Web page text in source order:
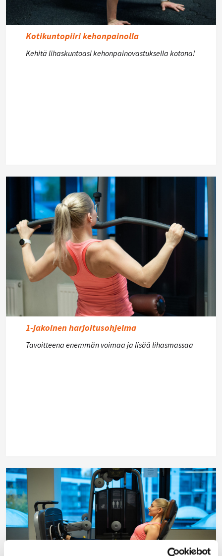
Kotikuntopiiri kehonpainolla
Kehitä lihaskuntoasi kehonpainovastuksella kotona!
1-jakoinen harjoitusohjelma
Tavoitteena enemmän voimaa ja lisää lihasmassaa